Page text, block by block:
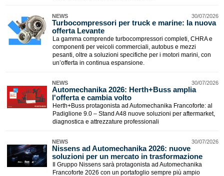
NEWS 30/07/2026
Turbocompressori per truck e marine: la nuova
offerta Levante
La gamma comprende turbocompressori completi, CHRA e
componenti per veicoli commerciali, autobus e mezzi
pesanti, oltre a soluzioni specifiche per i motori marini, con
un’offerta in continua espansione.
NEWS 30/07/2026
Automechanika 2026: Herth+Buss amplia
l'offerta e cambia volto
Herth+Buss protagonista ad Automechanika Francoforte: al
Padiglione 9.0 – Stand A48 nuove soluzioni per aftermarket,
diagnostica e attrezzature professionali
NEWS 30/07/2026
Nissens ad Automechanika 2026: nuove
soluzioni per un mercato in trasformazione
Il Gruppo Nissens sarà protagonista ad Automechanika
Francoforte 2026 con un portafoglio sempre più ampio